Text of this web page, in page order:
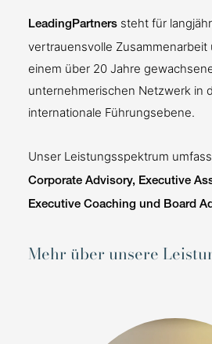
LeadingPartnerssteht für
vertrauensvolle
einem über 20 Jahre
unternehmerischen Netzwerk in
internationale Führungsebene.
Unser Leistungsspektrum
Corporate Advisory, Executive
Executive Coaching und Board
Mehr über unsere